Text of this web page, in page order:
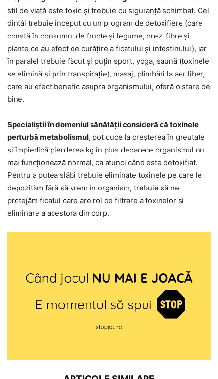
stil de viață este toxic și trebuie cu siguranță schimbat. Cel
dintâi trebuie început cu un program de detoxifiere (care
constă în consumul de fructe și legume, orez, fibre și
plante ce au efect de curățire a ficatului și intestinului), iar
în paralel trebuie făcut și puțin sport, yoga, saună (toxinele
se elimină și prin transpirație), masaj, plimbări la aer liber,
care au efect benefic asupra organismului, oferă o stare de
bine.
Specialiștii în domeniul sănătății consideră că toxinele
perturbă metabolismul, pot duce la creșterea în greutate
și împiedică pierderea kg în plus deoarece organismul nu
mai funcționează normal, ca atunci când este detoxifiat.
Pentru a putea slăbi trebuie eliminate toxinele pe care le
depozităm fără să vrem în organism, trebuie să ne
protejăm ficatul care are rol de filtrare a toxinelor și
eliminare a acestora din corp.